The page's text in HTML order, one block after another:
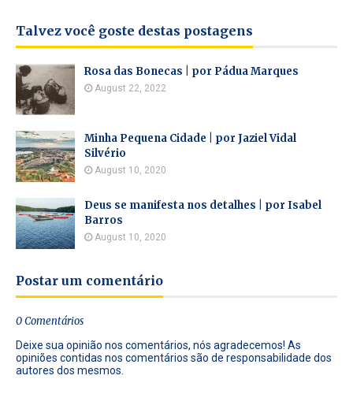
Talvez você goste destas postagens
Rosa das Bonecas | por Pádua Marques
August 22, 2022
Minha Pequena Cidade | por Jaziel Vidal
Silvério
August 10, 2020
Deus se manifesta nos detalhes | por Isabel
Barros
August 10, 2020
Postar um comentário
0 Comentários
Deixe sua opinião nos comentários, nós agradecemos! As
opiniões contidas nos comentários são de responsabilidade dos
autores dos mesmos.